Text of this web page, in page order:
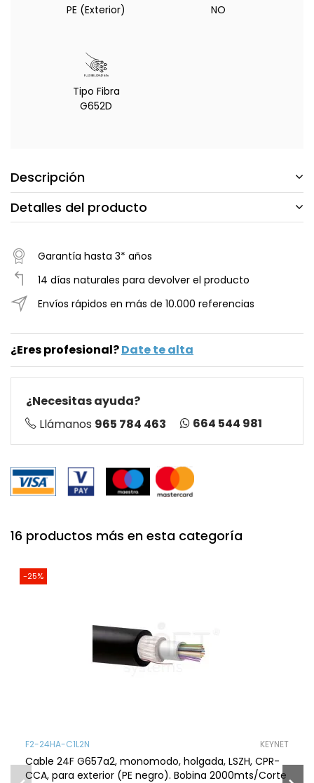
PE (Exterior)
NO
Tipo Fibra
G652D
Descripción
Detalles del producto
Garantía hasta 3* años
14 días naturales para devolver el producto
Envíos rápidos en más de 10.000 referencias
¿Eres profesional?Date te alta
¿Necesitas ayuda?
Llámanos 965 784 463 664 544 981
16 productos más en esta categoría
-25%
F2-24HA-C1L2N KEYNET
Cable 24F G657a2, monomodo, holgada, LSZH, CPR-
CCA, para exterior (PE negro). Bobina 2000mts/Corte